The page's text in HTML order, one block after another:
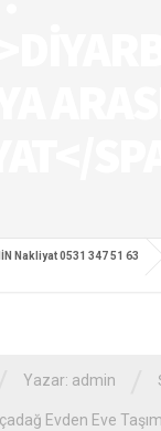
Nakliyat 0531 347 51 63
Yazar: admin
Evden Eve